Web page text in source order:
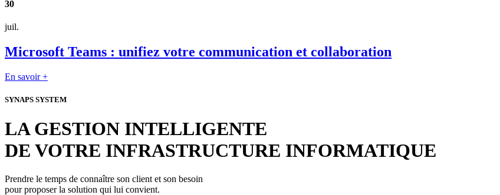
30
juil.
Microsoft Teams : unifiez votre communication et collaboration
En savoir +
SYNAPS SYSTEM
LA GESTION INTELLIGENTE
DE VOTRE INFRASTRUCTURE INFORMATIQUE
Prendre le temps de connaître son client et son besoin
pour proposer la solution qui lui convient.